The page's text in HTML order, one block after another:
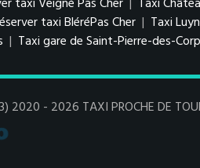
taxi BléréPas Cher | Taxi
| Taxi gare de Saint-Pierre-des-
- 2026 TAXI PROCHE DE